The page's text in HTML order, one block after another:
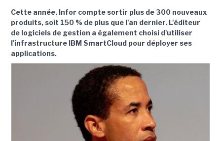
Cette année, Infor compte sortir plus de 300 nouveaux
produits, soit 150 % de plus que l'an dernier. L'éditeur
de logiciels de gestion a également choisi d'utiliser
l'infrastructure IBM SmartCloud pour déployer ses
applications.